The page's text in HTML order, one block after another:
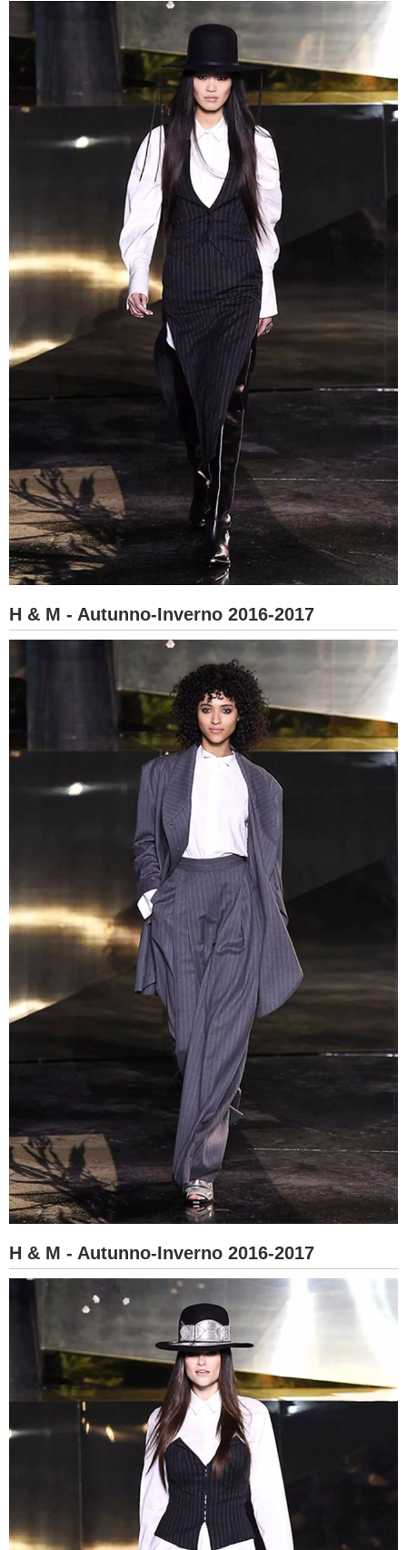
H & M - Autunno-Inverno 2016-2017
H & M - Autunno-Inverno 2016-2017